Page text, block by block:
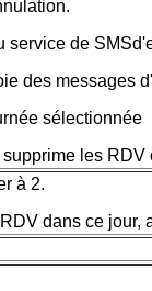
service de
des messages
sélectionnée
les RDV
à 2.
dans ce jour,